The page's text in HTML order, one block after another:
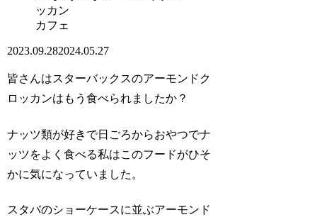
カフェ
2023.09.282024.05.27
皆さんはスターバックスのアーモンドク
ロッカンはもう食べられましたか？
ナッツ類が好きで日ごろからおやつでナ
ッツをよく食べる私はこのフードがひそ
かに気になっていました。
スタバのショーケースに並ぶアーモンド